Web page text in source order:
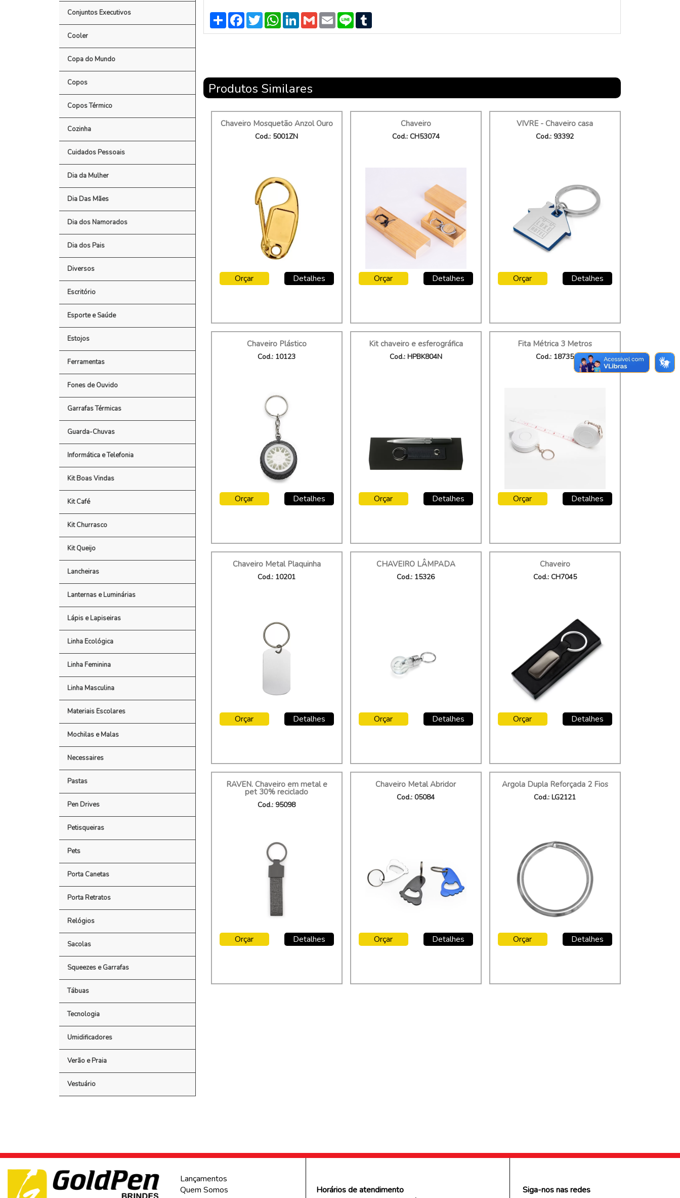
Conjuntos Executivos
Cooler
Copa do Mundo
Copos
Copos Térmico
Cozinha
Cuidados Pessoais
Dia da Mulher
Dia Das Mães
Dia dos Namorados
Dia dos Pais
Diversos
Escritório
Esporte e Saúde
Estojos
Ferramentas
Fones de Ouvido
Garrafas Térmicas
Guarda-Chuvas
Informática e Telefonia
Kit Boas Vindas
Kit Café
Kit Churrasco
Kit Queijo
Lancheiras
Lanternas e Luminárias
Lápis e Lapiseiras
Linha Ecológica
Linha Feminina
Linha Masculina
Materiais Escolares
Mochilas e Malas
Necessaires
Pastas
Pen Drives
Petisqueiras
Pets
Porta Canetas
Porta Retratos
Relógios
Sacolas
Squeezes e Garrafas
Tábuas
Tecnologia
Umidificadores
Verão e Praia
Vestuário
Compartilhar
Facebook
TwitterWhatsApp
LinkedInGmailEmailLine
Produtos Similares
Chaveiro Mosquetão Anzol Ouro
Cod.: 5001ZN
Orçar Detalhes
Chaveiro
Cod.: CH53074
Orçar Detalhes
VIVRE - Chaveiro casa
Cod.: 93392
Orçar Detalhes
Chaveiro Plástico
Cod.: 10123
Orçar Detalhes
Kit chaveiro e esferográfica
Cod.: HPBK804N
Orçar Detalhes
Fita Métrica 3 Metros
Cod.: 18735
Orçar Detalhes
Chaveiro Metal Plaquinha
Cod.: 10201
Orçar Detalhes
CHAVEIRO LÂMPADA
Cod.: 15326
Orçar Detalhes
Chaveiro
Cod.: CH7045
Orçar Detalhes
RAVEN. Chaveiro em metal e
pet 30% reciclado
Cod.: 95098
Orçar Detalhes
Chaveiro Metal Abridor
Cod.: 05084
Orçar Detalhes
Argola Dupla Reforçada 2 Fios
Cod.: LG2121
Orçar Detalhes
Lançamentos
Quem Somos
Horários de atendimento
Siga-nos nas redes